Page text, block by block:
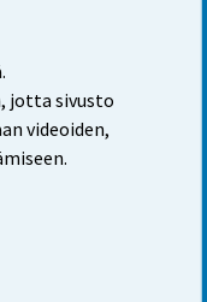
jotta sivusto
videoiden,